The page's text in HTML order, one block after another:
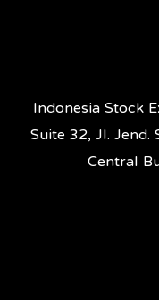
Indonesia Stock
Suite 32, Jl.
Central